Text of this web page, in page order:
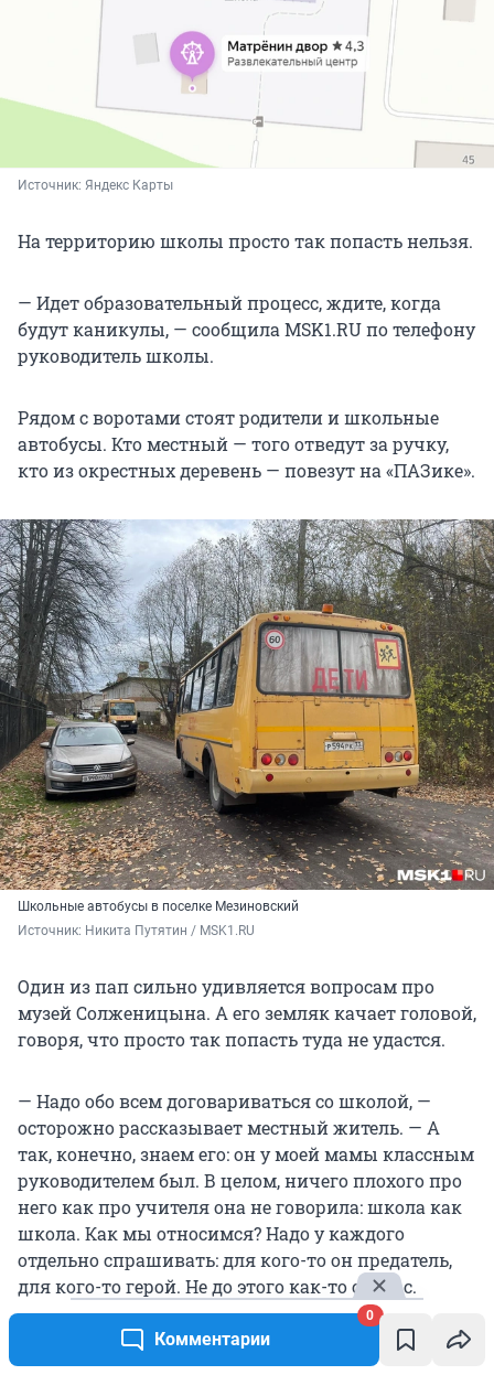
Комментарии
0
Источник: Яндекс Карты
На территорию школы просто так попасть нельзя.
— Идет образовательный процесс, ждите, когда
будут каникулы, — сообщила MSK1.RU по телефону
руководитель школы.
Рядом с воротами стоят родители и школьные
автобусы. Кто местный — того отведут за ручку,
кто из окрестных деревень — повезут на «ПАЗике».
Школьные автобусы в поселке Мезиновский
Источник: Никита Путятин / MSK1.RU
Один из пап сильно удивляется вопросам про
музей Солженицына. А его земляк качает головой,
говоря, что просто так попасть туда не удастся.
— Надо обо всем договариваться со школой, —
осторожно рассказывает местный житель. — А
так, конечно, знаем его: он у моей мамы классным
руководителем был. В целом, ничего плохого про
него как про учителя она не говорила: школа как
школа. Как мы относимся? Надо у каждого
отдельно спрашивать: для кого-то он предатель,
для кого-то герой. Не до этого как-то сейчас.